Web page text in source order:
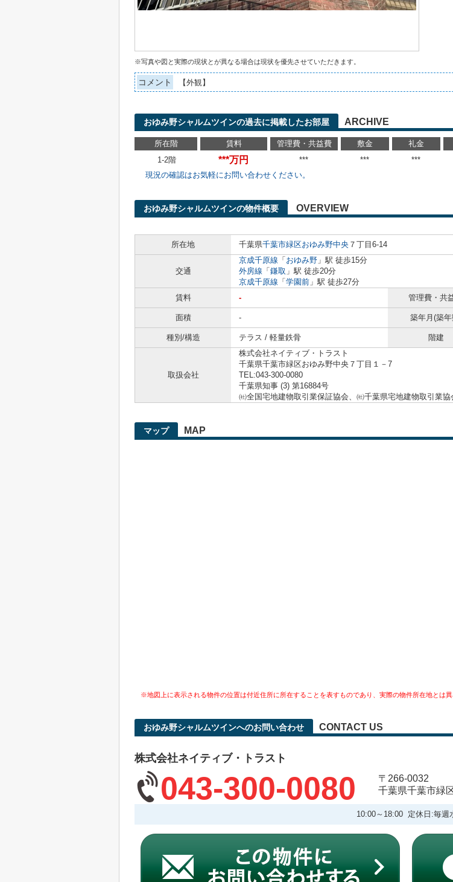
※写真や図と実際の現状とが異なる場合は現状を優先させていただきます。
コメント 【外観】
おゆみ野シャルムツインの過去に掲載したお部屋 ARCHIVE
所在階 賃料 管理費・共益費 敷金 礼金
1-2階
***万円 *** *** ***
現況の確認はお気軽にお問い合わせください。
おゆみ野シャルムツインの物件概要 OVERVIEW
所在地
千葉県千葉市緑区おゆみ野中央 ７丁目6-14
交通
京成千原線 「 おゆみ野 」駅 徒歩15分
外房線 「 鎌取 」駅 徒歩20分
京成千原線 「 学園前 」駅 徒歩27分
賃料
- 管理費・共
面積 - 築年月(築年
種別/構造 テラス / 軽量鉄骨 階建
取扱会社
株式会社ネイティブ・トラスト
千葉県千葉市緑区おゆみ野中央７丁目１－7
TEL:043-300-0080
千葉県知事 (3) 第16884号
㈳全国宅地建物取引業保証協会、㈳千葉県宅地建物取引業
マップ MAP
※地図上に表示される物件の位置は付近住所に所在することを表すものであり、実際の物件所在地とは異
おゆみ野シャルムツインへのお問い合わせ CONTACT US
株式会社ネイティブ・トラスト
043-300-0080
〒266-0032
千葉県千葉市緑
10:00～18:00 定休日:毎週